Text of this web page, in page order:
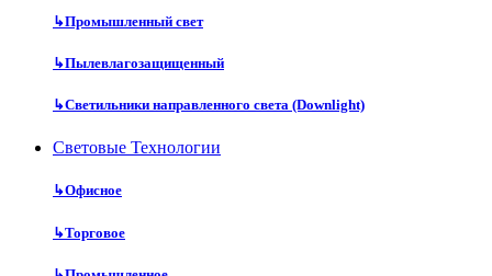
↳Промышленный свет
↳Пылевлагозащищенный
↳Светильники направленного света (Downlight)
Световые Технологии
↳Офисное
↳Торговое